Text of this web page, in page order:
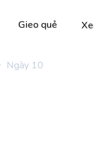
Gieo quẻ
Ngày 10